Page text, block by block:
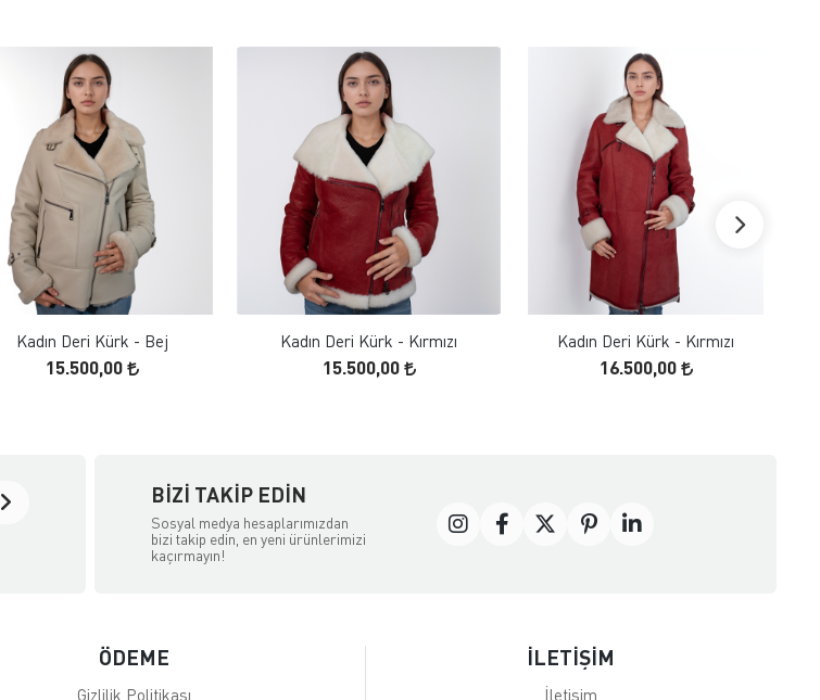
FAVORILERE EKLE
ÜRÜN İNCELE
Kadın Deri Kürk - Bej
15.500,00
FAVORILERE EKLE
ÜRÜN İNCELE
Kadın Deri Kürk - Kırmızı
15.500,00
FAVORILERE EKLE
ÜRÜN İNCELE
Kadın Deri Kürk - Kırmızı
16.500,00
BIZI TAKIP EDIN
Sosyal medya hesaplarımızdan
bizi takip edin, en yeni ürünlerimizi
kaçırmayın!
ÖDEME
Gizlilik Politikası
İLETİŞİM
İletişim